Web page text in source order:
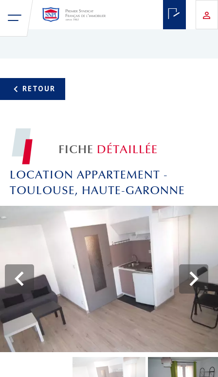
FICHE DÉTAILLÉE
LOCATION APPARTEMENT -
TOULOUSE, HAUTE-GARONNE